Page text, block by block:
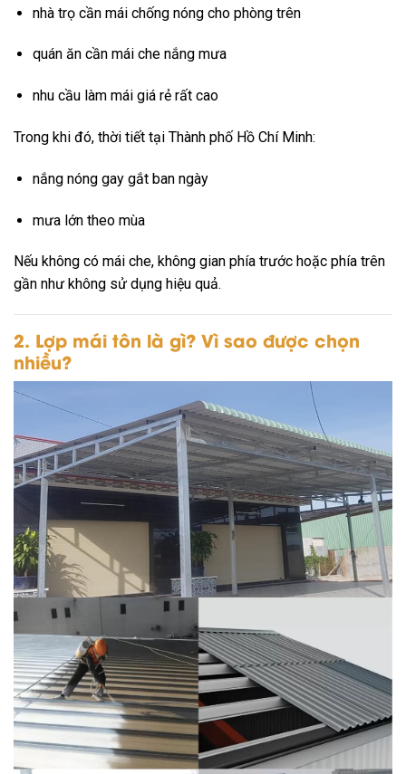
nhà trọ cần mái chống nóng cho phòng trên
quán ăn cần mái che nắng mưa
nhu cầu làm mái giá rẻ rất cao
Trong khi đó, thời tiết tại Thành phố Hồ Chí Minh:
nắng nóng gay gắt ban ngày
mưa lớn theo mùa
Nếu không có mái che, không gian phía trước hoặc phía trên
gần như không sử dụng hiệu quả.
2. Lợp mái tôn là gì? Vì sao được chọn
nhiều?